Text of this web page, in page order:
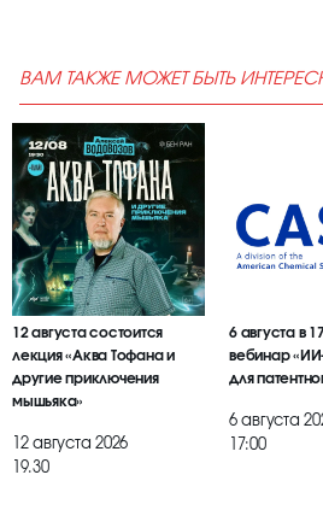
ВАМ ТАКЖЕ МОЖЕТ БЫТЬ
12 августа состоится
лекция «Аква Тофана и
другие приключения
мышьяка»
12 августа 2026
19.30
6 августа в
вебинар
для
6 августа
17:00